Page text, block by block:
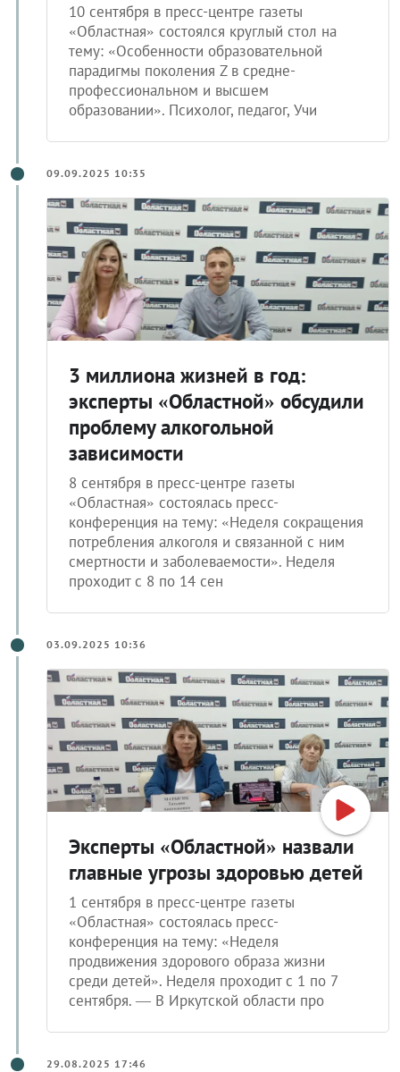
10 сентября в пресс-центре газеты
«Областная» состоялся круглый стол на
тему: «Особенности образовательной
парадигмы поколения Z в средне-
профессиональном и высшем
образовании». Психолог, педагог, Учи
09.09.2025 10:35
3 миллиона жизней в год:
эксперты «Областной» обсудили
проблему алкогольной
зависимости
8 сентября в пресс-центре газеты
«Областная» состоялась пресс-
конференция на тему: «Неделя сокращения
потребления алкоголя и связанной с ним
смертности и заболеваемости». Неделя
проходит с 8 по 14 сен
03.09.2025 10:36
Эксперты «Областной» назвали
главные угрозы здоровью детей
1 сентября в пресс-центре газеты
«Областная» состоялась пресс-
конференция на тему: «Неделя
продвижения здорового образа жизни
среди детей». Неделя проходит с 1 по 7
сентября. — В Иркутской области про
29.08.2025 17:46